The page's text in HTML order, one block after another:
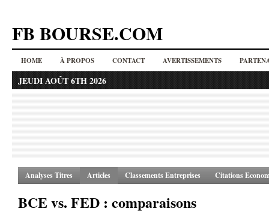
FB BOURSE.COM
HOME À PROPOS CONTACT AVERTISSEMENTS
JEUDI AOÛT 6TH 2026
Analyses Titres Articles Classements Entreprises Citations
BCE vs. FED : comparaisons